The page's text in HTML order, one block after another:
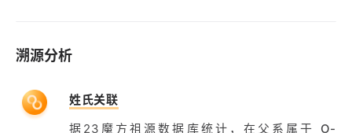
溯源分析
姓氏关联
据23魔方祖源数据库统计，在父系属于 O-